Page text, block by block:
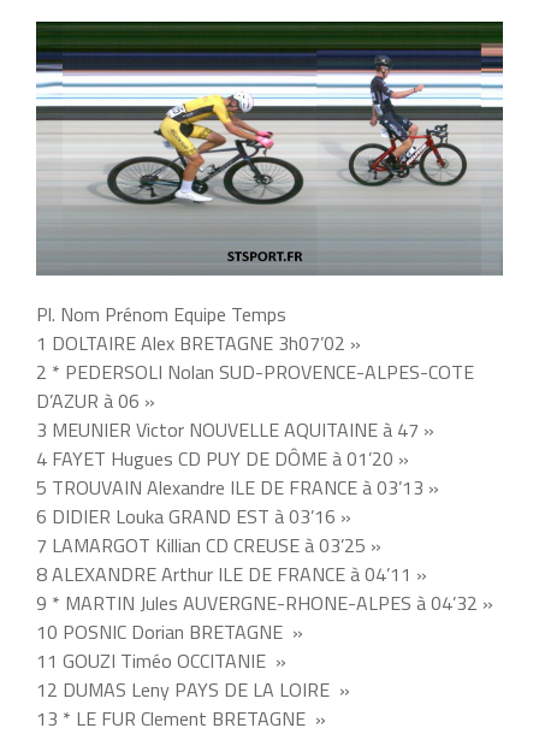
Pl. Nom Prénom Equipe Temps
1 DOLTAIRE Alex BRETAGNE 3h07’02 »
2 * PEDERSOLI Nolan SUD-PROVENCE-ALPES-COTE
D’AZUR à 06 »
3 MEUNIER Victor NOUVELLE AQUITAINE à 47 »
4 FAYET Hugues CD PUY DE DÔME à 01’20 »
5 TROUVAIN Alexandre ILE DE FRANCE à 03’13 »
6 DIDIER Louka GRAND EST à 03’16 »
7 LAMARGOT Killian CD CREUSE à 03’25 »
8 ALEXANDRE Arthur ILE DE FRANCE à 04’11 »
9 * MARTIN Jules AUVERGNE-RHONE-ALPES à 04’32 »
10 POSNIC Dorian BRETAGNE »
11 GOUZI Timéo OCCITANIE »
12 DUMAS Leny PAYS DE LA LOIRE »
13 * LE FUR Clement BRETAGNE »